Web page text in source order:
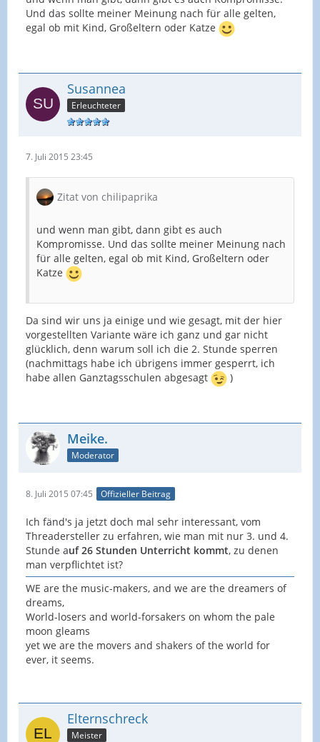
Und das sollte meiner Meinung nach für alle gelten,
egal ob mit Kind, Großeltern oder Katze
Susannea
Erleuchteter
7. Juli 2015 23:45
Zitat von chilipaprika
und wenn man gibt, dann gibt es auch
Kompromisse. Und das sollte meiner Meinung nach
für alle gelten, egal ob mit Kind, Großeltern oder
Katze
Da sind wir uns ja einige und wie gesagt, mit der hier
vorgestellten Variante wäre ich ganz und gar nicht
glücklich, denn warum soll ich die 2. Stunde sperren
(nachmittags habe ich übrigens immer gesperrt, ich
habe allen Ganztagsschulen abgesagt
)
Meike.
Moderator
8. Juli 2015 07:45 Offizieller Beitrag
Ich fänd's ja jetzt doch mal sehr interessant, vom
Threadersteller zu erfahren, wie man mit nur 3. und 4.
Stunde auf 26 Stunden Unterricht kommt, zu denen
man verpflichtet ist?
WE are the music-makers, and we are the dreamers of
dreams,
World-losers and world-forsakers on whom the pale
moon gleams
yet we are the movers and shakers of the world for
ever, it seems.
Elternschreck
Meister